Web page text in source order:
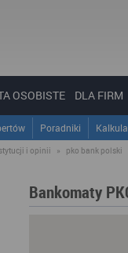
OSOBISTE DLA FIRM
Poradniki
i opinii » pko bank polski
Bankomaty